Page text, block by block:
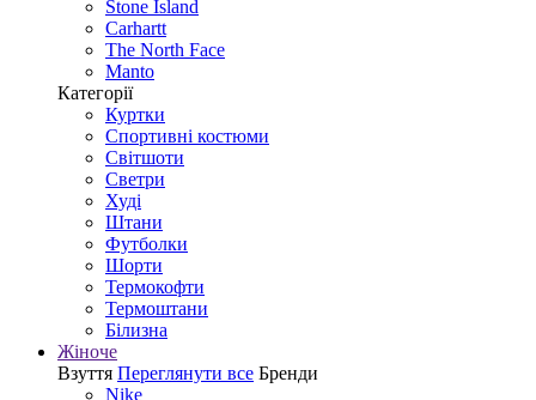
Stone Island
Carhartt
The North Face
Manto
Категорії
Куртки
Спортивні костюми
Світшоти
Светри
Худі
Штани
Футболки
Шорти
Термокофти
Термоштани
Білизна
Жіноче
Взуття Переглянути все Бренди
Nike